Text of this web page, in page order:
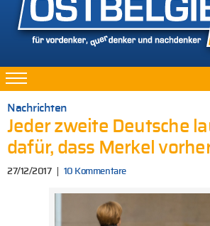
Nachrichten
Jeder zweite Deutsche
dafür, dass Merkel
27/12/2017 10 Kommentare